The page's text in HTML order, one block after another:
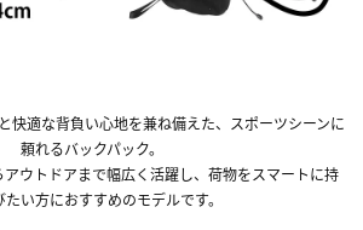
快適な背負い心地を兼ね備えた、スポーツシーンに
頼れるバックパック。
ウトドアまで幅広く活躍し、荷物をスマートに持
たい方におすすめのモデルです。